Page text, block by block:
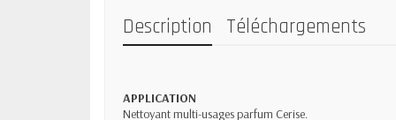
Description Téléchargements
APPLICATION
Nettoyant multi-usages parfum Cerise.